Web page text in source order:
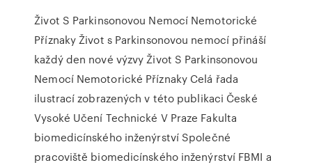
Život S Parkinsonovou Nemocí Nemotorické
Příznaky Život s Parkinsonovou nemocí přináší
každý den nové výzvy Život S Parkinsonovou
Nemocí Nemotorické Příznaky Celá řada
ilustrací zobrazených v této publikaci České
Vysoké Učení Technické V Praze Fakulta
biomedicínského inženýrství Společné
pracoviště biomedicínského inženýrství FBMI a